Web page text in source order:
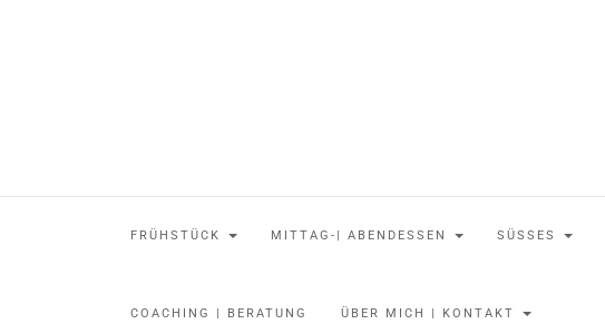
FRÜHSTÜCK MITTAG-| ABENDESSEN SÜSSES
COACHING | BERATUNG ÜBER MICH | KONTAKT